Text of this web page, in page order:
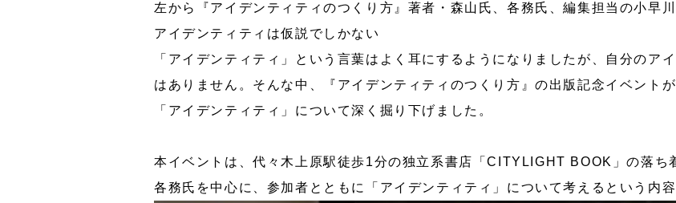
左から『アイデンティティのつくり方』著者・森山氏、各務氏、編集担当の小早
アイデンティティは仮説でしかない
「アイデンティティ」という言葉はよく耳にするようになりましたが、自分のア
はありません。そんな中、『アイデンティティのつくり方』の出版記念イベント
「アイデンティティ」について深く掘り下げました。
本イベントは、代々木上原駅徒歩1分の独立系書店「CITYLIGHT BOOK」の落ち
各務氏を中心に、参加者とともに「アイデンティティ」について考えるという内